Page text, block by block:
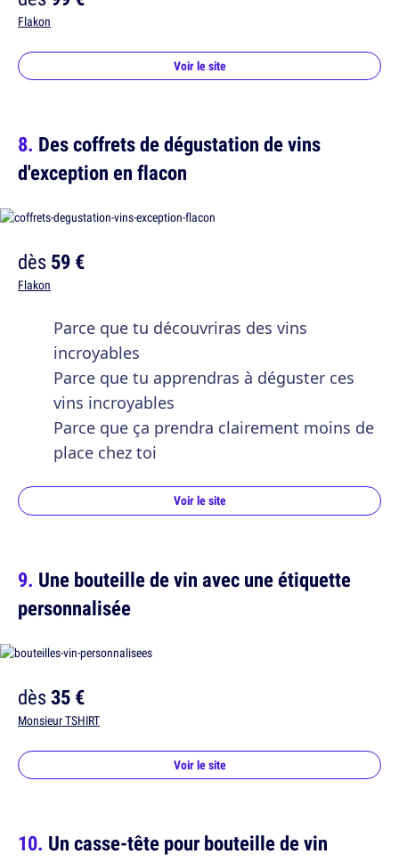
Flakon
Voir le site
Des coffrets de dégustation de vins
d'exception en flacon
dès59 €
Flakon
Parce que tu découvriras des vins
incroyables
Parce que tu apprendras à déguster ces
vins incroyables
Parce que ça prendra clairement moins de
place chez toi
Voir le site
Une bouteille de vin avec une étiquette
personnalisée
dès35 €
Monsieur TSHIRT
Voir le site
Un casse-tête pour bouteille de vin